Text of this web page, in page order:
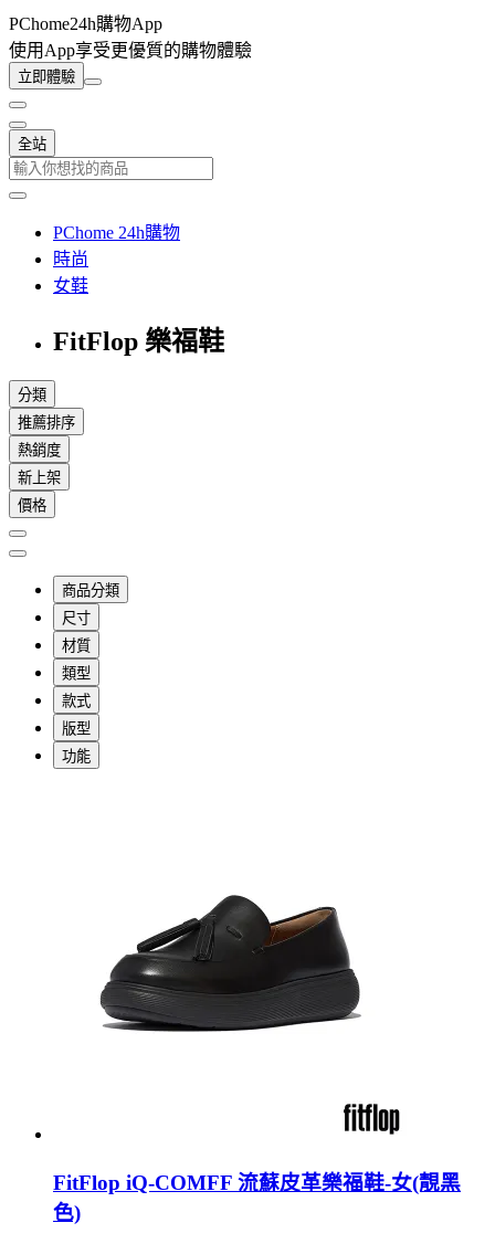
PChome24h購物App
使用App享受更優質的購物體驗
立即體驗
全站
PChome 24h購物
時尚
女鞋
FitFlop 樂福鞋
分類
推薦排序
熱銷度
新上架
價格
商品分類
尺寸
材質
類型
款式
版型
功能
FitFlop iQ-COMFF 流蘇皮革樂福鞋-女(靚黑
色)